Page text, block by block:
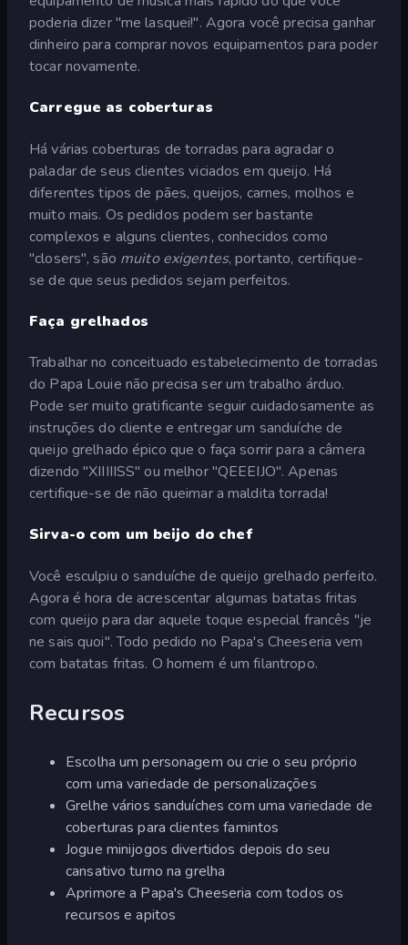
poderia dizer "me lasquei!". Agora você precisa ganhar
dinheiro para comprar novos equipamentos para poder
tocar novamente.
Carregue as coberturas
Há várias coberturas de torradas para agradar o
paladar de seus clientes viciados em queijo. Há
diferentes tipos de pães, queijos, carnes, molhos e
muito mais. Os pedidos podem ser bastante
complexos e alguns clientes, conhecidos como
"closers", são muito exigentes, portanto, certifique-
se de que seus pedidos sejam perfeitos.
Faça grelhados
Trabalhar no conceituado estabelecimento de torradas
do Papa Louie não precisa ser um trabalho árduo.
Pode ser muito gratificante seguir cuidadosamente as
instruções do cliente e entregar um sanduíche de
queijo grelhado épico que o faça sorrir para a câmera
dizendo "XIIIIISS" ou melhor "QEEEIJO". Apenas
certifique-se de não queimar a maldita torrada!
Sirva-o com um beijo do chef
Você esculpiu o sanduíche de queijo grelhado perfeito.
Agora é hora de acrescentar algumas batatas fritas
com queijo para dar aquele toque especial francês "je
ne sais quoi". Todo pedido no Papa's Cheeseria vem
com batatas fritas. O homem é um filantropo.
Recursos
Escolha um personagem ou crie o seu próprio
com uma variedade de personalizações
Grelhe vários sanduíches com uma variedade de
coberturas para clientes famintos
Jogue minijogos divertidos depois do seu
cansativo turno na grelha
Aprimore a Papa's Cheeseria com todos os
recursos e apitos